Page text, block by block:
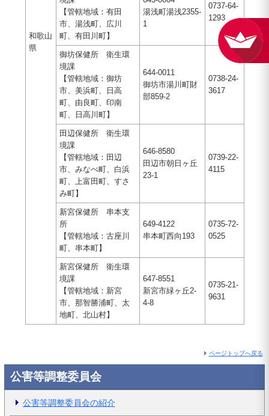
和歌山
県
【管轄地域：有田
市、湯浅町、広川
町、有田川町】
湯浅町湯浅2355-
1
0737-64-
1293
御坊保健所 衛生環
境課
【管轄地域：御坊
市、美浜町、日高
町、由良町、印南
町、日高川町】
644-0011
御坊市湯川町財
部859-2
0738-24-
3617
田辺保健所 衛生環
境課
【管轄地域：田辺
市、みなべ町、白浜
町、上富田町、すさ
み町】
646-8580
田辺市朝日ヶ丘
23-1
0739-22-
4115
新宮保健所 串本支
所
【管轄地域：古座川
町、串本町】
649-4122
串本町西向193
0735-72-
0525
新宮保健所 衛生環
境課
【管轄地域：新宮
市、那智勝浦町、太
地町、北山村】
647-8551
新宮市緑ヶ丘2-
4-8
0735-21-
9631
ページトップへ戻る
公害等調整委員会
公害等調整委員会の紹介